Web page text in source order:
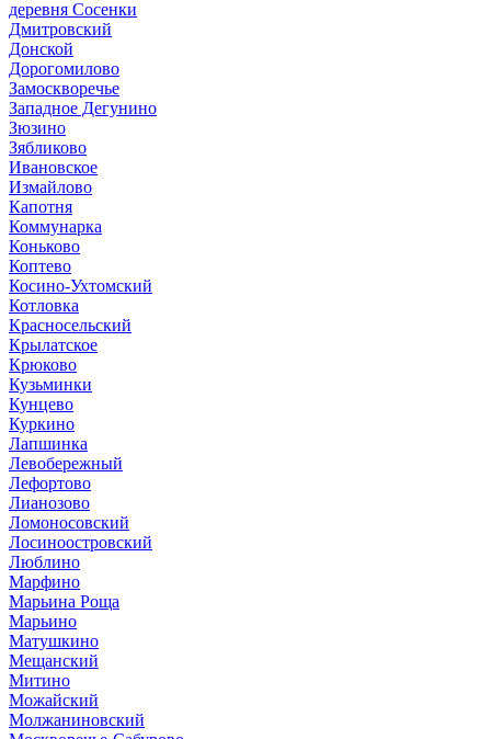
деревня Сосенки
Дмитровский
Донской
Дорогомилово
Замоскворечье
Западное Дегунино
Зюзино
Зябликово
Ивановское
Измайлово
Капотня
Коммунарка
Коньково
Коптево
Косино-Ухтомский
Котловка
Красносельский
Крылатское
Крюково
Кузьминки
Кунцево
Куркино
Лапшинка
Левобережный
Лефортово
Лианозово
Ломоносовский
Лосиноостровский
Люблино
Марфино
Марьина Роща
Марьино
Матушкино
Мещанский
Митино
Можайский
Молжаниновский